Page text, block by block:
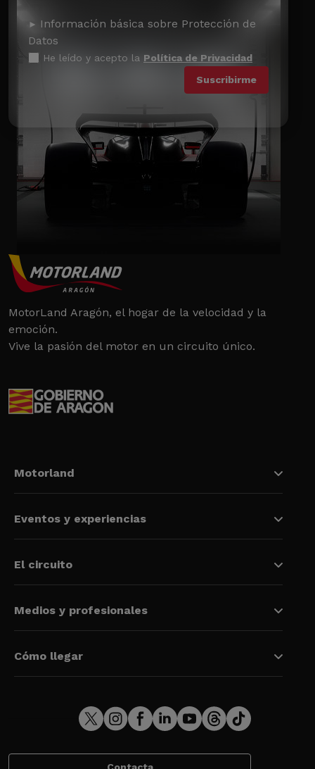
Información básica sobre Protección de
Datos
He leído y acepto la Política de Privacidad
MotorLand Aragón, el hogar de la velocidad y la
emoción.
Vive la pasión del motor en un circuito único.
Motorland
Eventos y experiencias
El circuito
Medios y profesionales
Cómo llegar